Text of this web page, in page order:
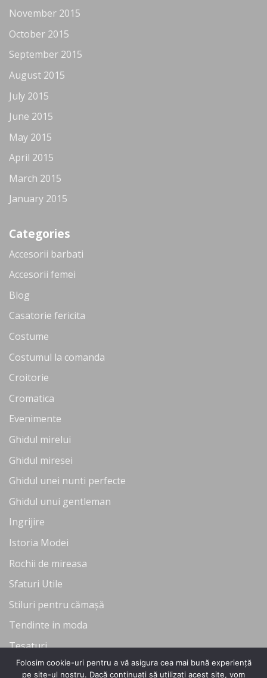
November 2015
October 2015
September 2015
August 2015
July 2015
June 2015
May 2015
April 2015
March 2015
January 2015
Categories
Accesorii barbati
Accesorii femei
Blog
Casatorie fericita
Costume
Costumul la comanda
Croitorie
Cromatica
Evenimente
Ghidul mirelui
Ghidul miresei
Ghidul unei nunti perfecte
Ghidul unui gentleman
Ingrijire
Istoria Modei
Rochii de mireasa
Sfaturi Utile
Stiluri pentru cămașă
Tendinte in moda
Tesaturi
Uncategorized
Folosim cookie-uri pentru a vă asigura cea mai bună experiență
pe site-ul nostru. Dacă continuați să utilizați acest site, vom